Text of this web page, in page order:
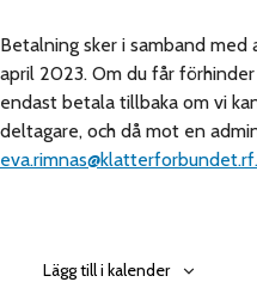
Betalning sker i samband med
april 2023. Om du får
endast betala tillbaka om vi
deltagare, och då mot en
Lägg till i kalender